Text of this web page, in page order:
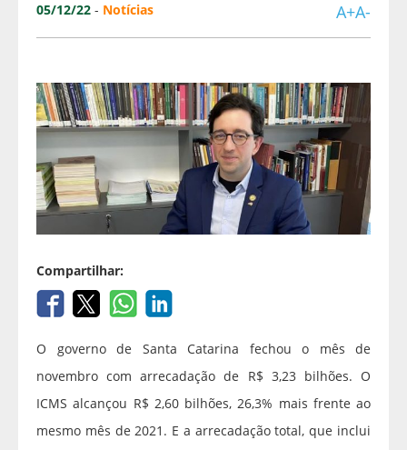
05/12/22 - Notícias A+A-
Compartilhar:
O governo de Santa Catarina fechou o mês de
novembro com arrecadação de R$ 3,23 bilhões. O
ICMS alcançou R$ 2,60 bilhões, 26,3% mais frente ao
mesmo mês de 2021. E a arrecadação total, que inclui